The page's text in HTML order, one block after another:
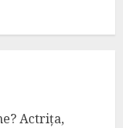
Actrița,